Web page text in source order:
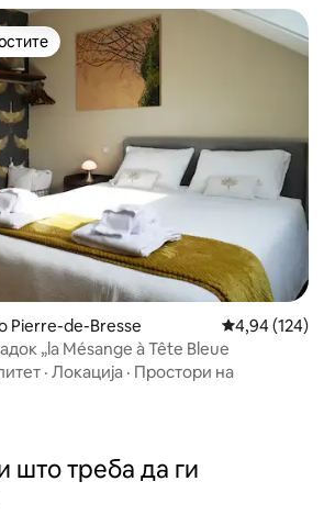
„Омилени на гостите“
Pierre-de-Bresse Просечна
4,94 (124)
„la Mésange à Tête Bleue
· Локација · Простори на
што треба да ги